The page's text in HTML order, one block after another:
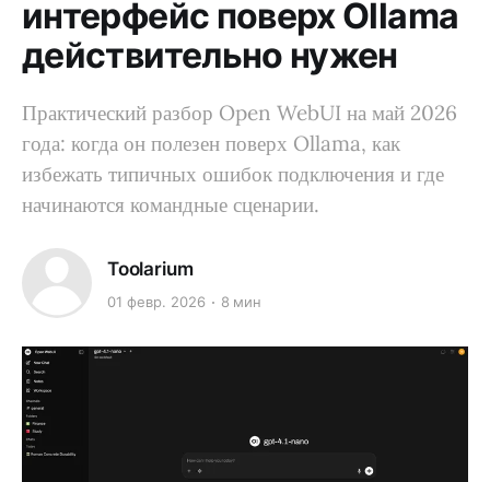
интерфейс поверх Ollama
действительно нужен
Практический разбор Open WebUI на май 2026
года: когда он полезен поверх Ollama, как
избежать типичных ошибок подключения и где
начинаются командные сценарии.
Toolarium
01 февр. 2026 8 мин